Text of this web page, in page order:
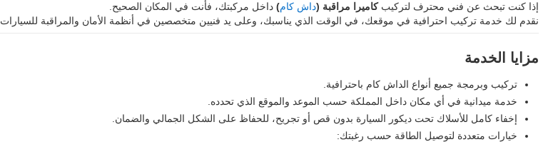
إذا كنت تبحث عن فني محترف لتركيبكاميرا مراقبة (داش كام) داخل مركبتك، فأنت في المكان الصحيح.
نقدم لك خدمة تركيب احترافية في موقعك، في الوقت الذي يناسبك، وعلى يد فنيين متخصصين في أنظمة الأمان والمراقبة للسيارات.
مزايا الخدمة
تركيب وبرمجة جميع أنواع الداش كام باحترافية.
خدمة ميدانية في أي مكان داخل المملكة حسب الموعد والموقع الذي تحدده.
إخفاء كامل للأسلاك تحت ديكور السيارة بدون قص أو تجريح، للحفاظ على الشكل الجمالي والضمان.
خيارات متعددة لتوصيل الطاقة حسب رغبتك: